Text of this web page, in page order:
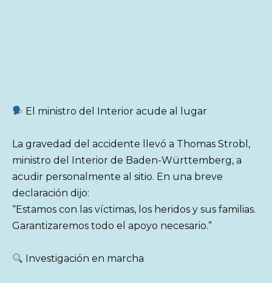
El ministro del Interior acude al lugar
La gravedad del accidente llevó a Thomas Strobl,
ministro del Interior de Baden-Württemberg, a
acudir personalmente al sitio. En una breve
declaración dijo:
“Estamos con las víctimas, los heridos y sus familias.
Garantizaremos todo el apoyo necesario.”
Investigación en marcha